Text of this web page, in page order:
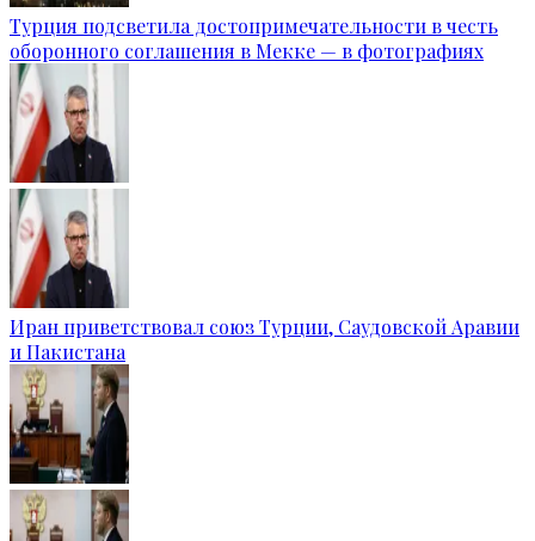
Турция подсветила достопримечательности в честь
оборонного соглашения в Мекке — в фотографиях
Иран приветствовал союз Турции, Саудовской Аравии
и Пакистана